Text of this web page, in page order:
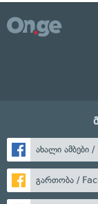
ახალი ამბები
გართობა /